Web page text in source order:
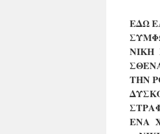
ΕΔΩ
ΝΙΚΗ
ΤΗΝ
ΕΝΑ